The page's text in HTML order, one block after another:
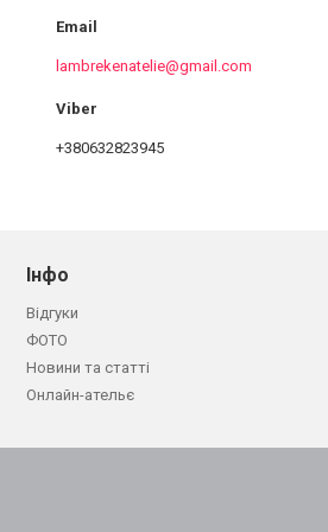
lambrekenatelie@gmail.com
+380632823945
Інфо
Відгуки
ФОТО
Новини та статті
Онлайн-ательє